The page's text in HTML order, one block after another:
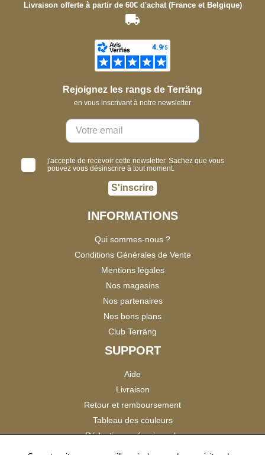
Livraison offerte à partir de 60€ d'achat (France et Belgique)
Rejoignez les rangs de Terräng
en vous inscrivant à notre newsletter
j'accepte de recevoir cette newsletter. Sachez que vous
pouvez vous désinscrire à tout moment.
S'inscrire
INFORMATIONS
Qui sommes-nous ?
Conditions Générales de Vente
Mentions légales
Nos magasins
Nos partenaires
Nos bons plans
Club Terräng
SUPPORT
Aide
Livraison
Retour et remboursement
Tableau des couleurs
Réduction professionnels